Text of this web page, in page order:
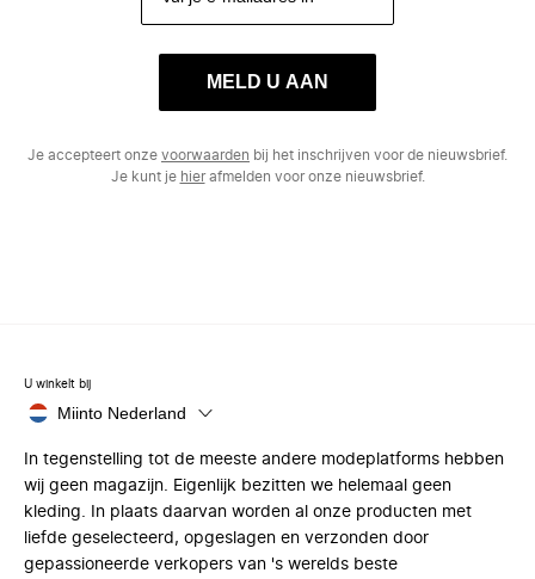
MELD U AAN
Je accepteert onze voorwaarden bij het inschrijven voor de nieuwsbrief.
Je kunt je hierafmelden voor onze nieuwsbrief.
U winkelt bij
Miinto Nederland
In tegenstelling tot de meeste andere modeplatforms hebben
wij geen magazijn. Eigenlijk bezitten we helemaal geen
kleding. In plaats daarvan worden al onze producten met
liefde geselecteerd, opgeslagen en verzonden door
gepassioneerde verkopers van 's werelds beste